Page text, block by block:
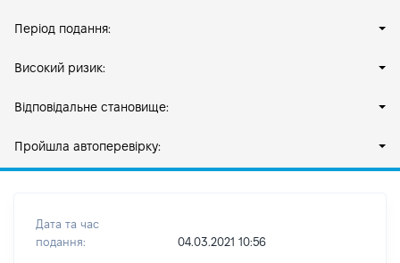
Період подання:
Високий ризик:
Відповідальне становище:
Пройшла автоперевірку:
Дата та час
подання:
04.03.2021 10:56